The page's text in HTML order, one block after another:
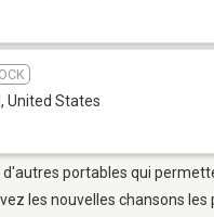
, United States
portables qui
les nouvelles chansons les